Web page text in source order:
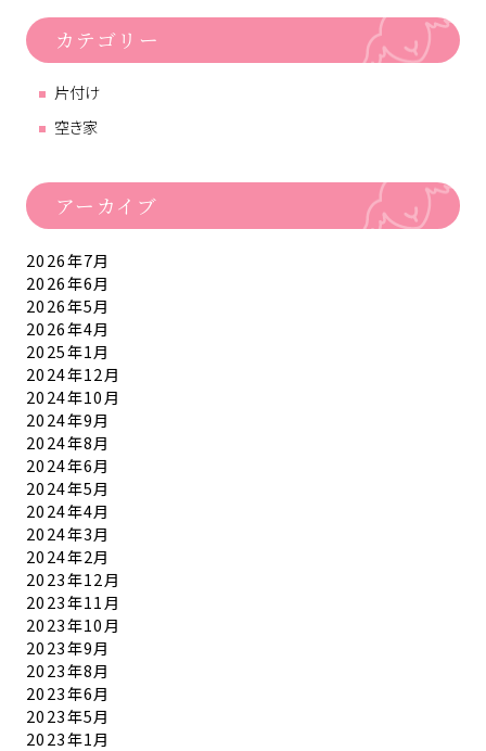
カテゴリー
片付け
空き家
アーカイブ
2026年7月
2026年6月
2026年5月
2026年4月
2025年1月
2024年12月
2024年10月
2024年9月
2024年8月
2024年6月
2024年5月
2024年4月
2024年3月
2024年2月
2023年12月
2023年11月
2023年10月
2023年9月
2023年8月
2023年6月
2023年5月
2023年1月